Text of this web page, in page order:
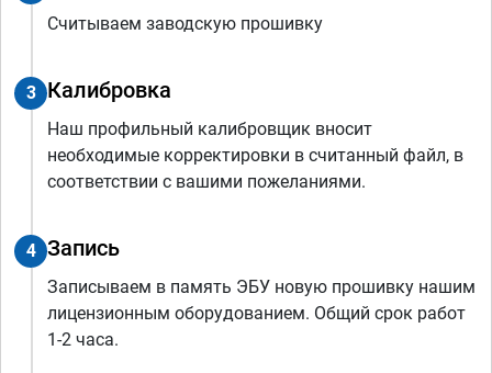
Считываем заводскую прошивку
3 Калибровка
Наш профильный калибровщик вносит
необходимые корректировки в считанный файл, в
соответствии с вашими пожеланиями.
4 Запись
Записываем в память ЭБУ новую прошивку нашим
лицензионным оборудованием. Общий срок работ
1-2 часа.